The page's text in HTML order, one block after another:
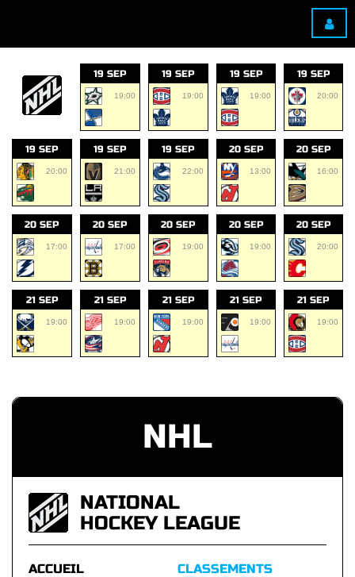
19 SEP
19:00
19 SEP
19:00
19 SEP
19:00
19 SEP
20:00
19 SEP
20:00
19 SEP
21:00
19 SEP
22:00
20 SEP
13:00
20 SEP
16:00
20 SEP
17:00
20 SEP
17:00
20 SEP
19:00
20 SEP
19:00
20 SEP
20:00
21 SEP
19:00
21 SEP
19:00
21 SEP
19:00
21 SEP
19:00
21 SEP
19:00
NHL
NATIONAL
HOCKEY LEAGUE
ACCUEIL
CLASSEMENTS